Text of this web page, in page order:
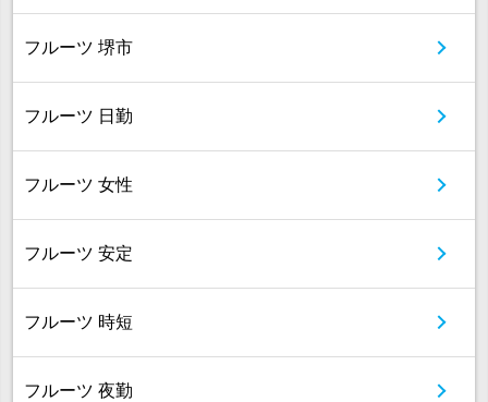
フルーツ 堺市
フルーツ 日勤
フルーツ 女性
フルーツ 安定
フルーツ 時短
フルーツ 夜勤